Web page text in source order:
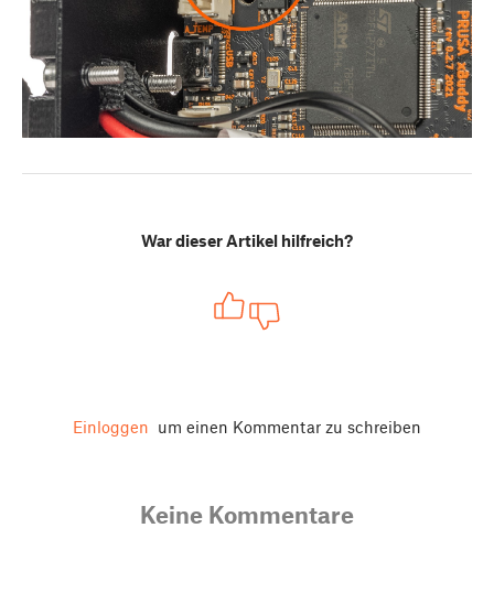
War dieser Artikel hilfreich?
Einloggen um einen Kommentar zu schreiben
Keine Kommentare